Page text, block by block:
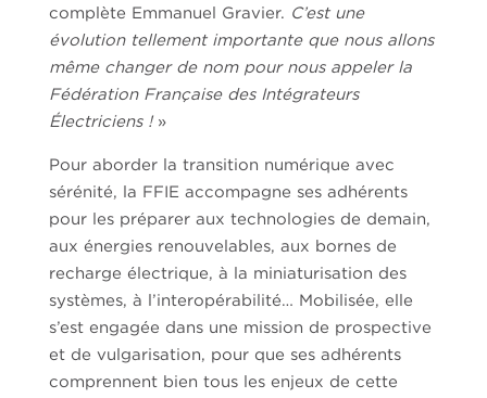
complète Emmanuel Gravier. C’est une
évolution tellement importante que nous allons
même changer de nom pour nous appeler la
Fédération Française des Intégrateurs
Électriciens ! »
Pour aborder la transition numérique avec
sérénité, la FFIE accompagne ses adhérents
pour les préparer aux technologies de demain,
aux énergies renouvelables, aux bornes de
recharge électrique, à la miniaturisation des
systèmes, à l’interopérabilité… Mobilisée, elle
s’est engagée dans une mission de prospective
et de vulgarisation, pour que ses adhérents
comprennent bien tous les enjeux de cette